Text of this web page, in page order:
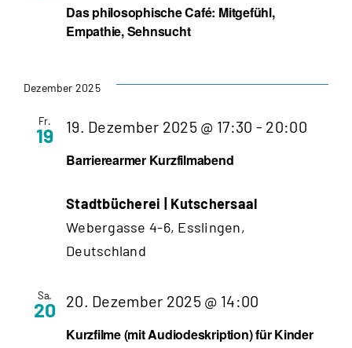
Das philosophische Café: Mitgefühl,
Empathie, Sehnsucht
Dezember 2025
Fr.
19
Barrierearmer Kurzfilmabend
19. Dezember 2025 @ 17:30 - 20:00
Stadtbücherei | Kutschersaal
Webergasse 4-6, Esslingen,
Deutschland
Sa.
20
Kurzfilme (mit Audiodeskription) für Kinder
20. Dezember 2025 @ 14:00